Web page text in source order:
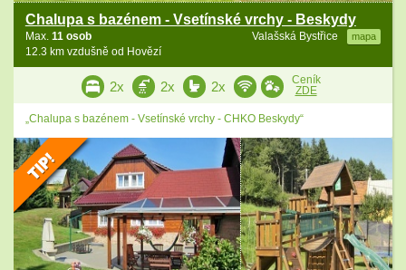
Chalupa s bazénem - Vsetínské vrchy - Beskydy
Valašská Bystřice mapa
Max. 11 osob
12.3 km vzdušně od Hovězí
2x 2x 2x
Ceník
ZDE
„Chalupa s bazénem - Vsetínské vrchy - CHKO Beskydy“